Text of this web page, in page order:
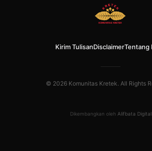
Kirim TulisanDisclaimerTentang
© 2026 Komunitas Kretek. All Rights
Dikembangkan oleh Alifbata Digital